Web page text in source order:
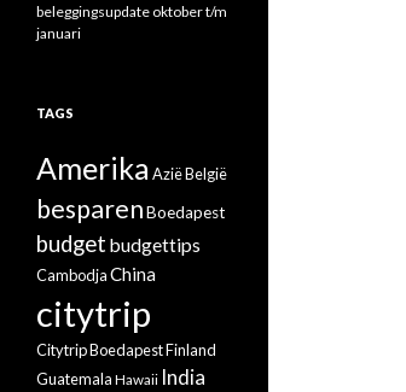
beleggingsupdate oktober t/m
januari
TAGS
Amerika AziëBelgië
besparenBoedapest
budget budgettips
CambodjaChina
citytrip
Citytrip BoedapestFinland
Guatemala Hawaii India